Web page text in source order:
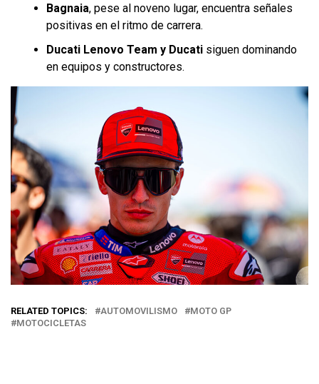
Bagnaia, pese al noveno lugar, encuentra señales
positivas en el ritmo de carrera.
Ducati Lenovo Team y Ducati siguen dominando
en equipos y constructores.
RELATED TOPICS: AUTOMOVILISMO
MOTO GP
MOTOCICLETAS